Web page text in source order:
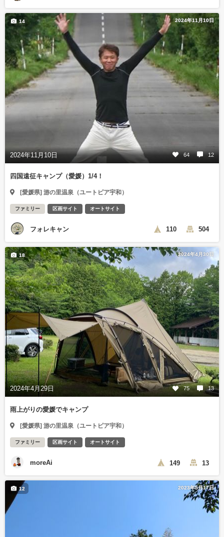
2024年11月10日
2024年11月10日 64 12
14
四国遠征キャンプ（愛媛）1/4！
[愛媛県] 游の里温泉（ユートピア宇和）
ファミリー 区画サイト オートサイト
フォレキャン 110 504
2024年4月30日
2024年4月29日 75 13
18
雨上がりの愛媛でキャンプ
[愛媛県] 游の里温泉（ユートピア宇和）
ファミリー 区画サイト オートサイト
moreAi 149 13
2023年5月17日
12